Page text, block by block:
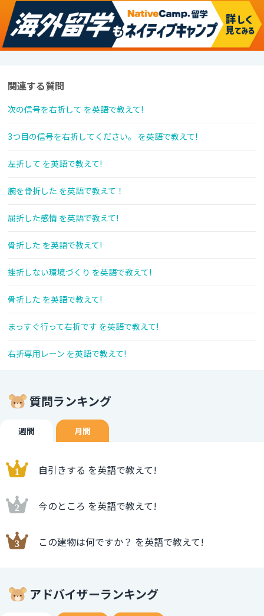
関連する質問
次の信号を右折して を英語で教えて!
3つ目の信号を右折してください。 を英語で教えて!
左折して を英語で教えて!
腕を骨折した を英語で教えて！
屈折した感情 を英語で教えて!
骨折した を英語で教えて!
挫折しない環境づくり を英語で教えて!
骨折した を英語で教えて!
まっすぐ行って右折です を英語で教えて!
右折専用レーン を英語で教えて!
質問ランキング
週間 月間
自引きする を英語で教えて!
今のところ を英語で教えて!
この建物は何ですか？ を英語で教えて!
アドバイザーランキング